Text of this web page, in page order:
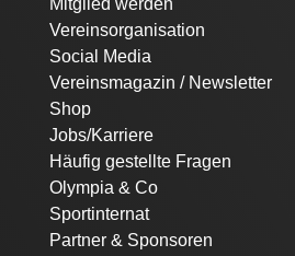
überspringen
Mitglied werden
Vereinsorganisation
Social Media
Vereinsmagazin / Newsletter
Shop
Jobs/Karriere
Häufig gestellte Fragen
Olympia & Co
Sportinternat
Partner & Sponsoren